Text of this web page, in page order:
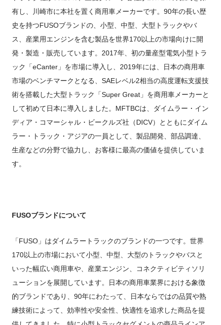
有し、川崎市に本社を置く商用車メーカーです。90年の長い歴
史を持つFUSOブランドの、小型、中型、大型トラックやバ
ス、産業用エンジンを含む製品を世界170以上の市場向けに開
発・製造・販売しています。2017年、初の量産型電気小型トラ
ック「eCanter」を市場に導入し、2019年には、日本の商用車
市場のベンチマークとなる、SAEレベル2相当の高度運転支援技
術を搭載した大型トラック「Super Great」を商用車メーカーと
して初めて日本に導入しました。MFTBCは、ダイムラー・イン
ディア・コマーシャル・ビークルズ社（DICV）とともにダイム
ラー・トラック・アジアの一員として、製品開発、部品調達、
生産などの分野で協力し、お客様に最高の価値を提供していま
す。
FUSOブランドについて
「FUSO」はダイムラートラックのブランドの一つです。世界
170以上の市場において小型、中型、大型のトラックやバスと
いった幅広い商用車や、産業エンジン、コネクティビティソリ
ューションを展開しています。日本の商用車業界における象徴
的ブランドであり、90年にわたって、日本ならではの品質や熟
練技術によって、効率性や安全性、快適性を追求した商品を提